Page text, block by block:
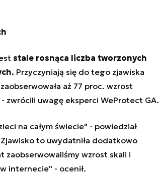
stale rosnąca liczba tworzonych
Przyczyniają się do tego zjawiska
aż 77 proc. wzrost
uwagę eksperci WeProtect GA.
na całym świecie" - powiedział
to uwydatniła dodatkowo
zaobserwowaliśmy wzrost skali i
internecie" - ocenił.